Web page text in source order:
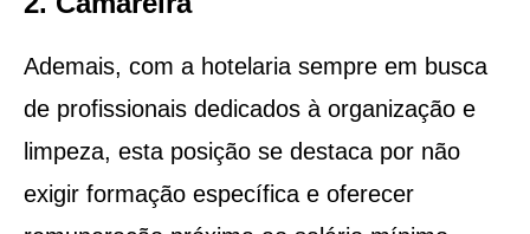
Ademais, com a hotelaria sempre em busca
de profissionais dedicados à organização e
limpeza, esta posição se destaca por não
exigir formação específica e oferecer